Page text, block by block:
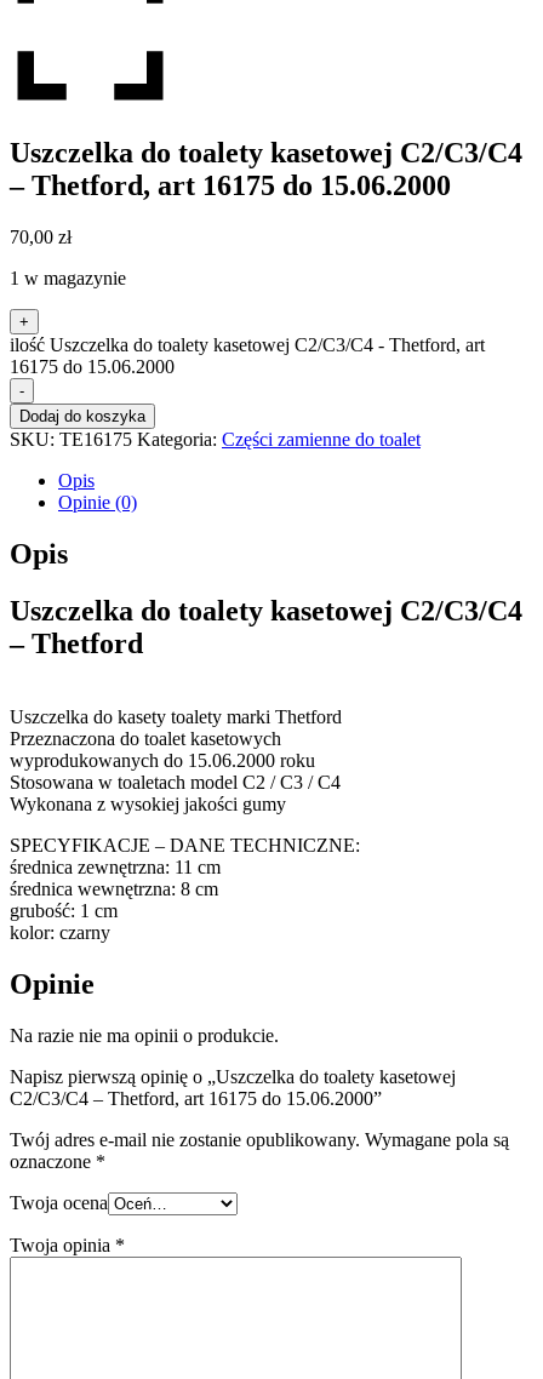
Uszczelka do toalety kasetowej C2/C3/C4
– Thetford, art 16175 do 15.06.2000
70,00 zł
1 w magazynie
+
ilość Uszczelka do toalety kasetowej C2/C3/C4 - Thetford, art
16175 do 15.06.2000
-
Dodaj do koszyka
SKU: TE16175 Kategoria: Części zamienne do toalet
Opis
Opinie (0)
Opis
Uszczelka do toalety kasetowej C2/C3/C4
– Thetford
Uszczelka do kasety toalety marki Thetford
Przeznaczona do toalet kasetowych
wyprodukowanych do 15.06.2000 roku
Stosowana w toaletach model C2 / C3 / C4
Wykonana z wysokiej jakości gumy
SPECYFIKACJE – DANE TECHNICZNE:
średnica zewnętrzna: 11 cm
średnica wewnętrzna: 8 cm
grubość: 1 cm
kolor: czarny
Opinie
Na razie nie ma opinii o produkcie.
Napisz pierwszą opinię o „Uszczelka do toalety kasetowej
C2/C3/C4 – Thetford, art 16175 do 15.06.2000”
Twój adres e-mail nie zostanie opublikowany. Wymagane pola są
oznaczone *
Twoja ocena
Twoja opinia *